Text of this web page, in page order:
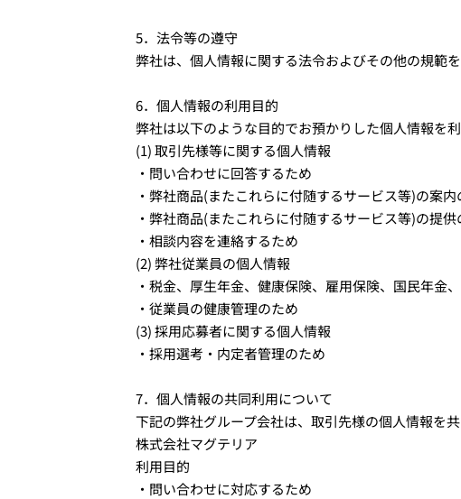
5．法令等の遵守
弊社は、個人情報に関する法令およびその他の規範を
6．個人情報の利用目的
弊社は以下のような目的でお預かりした個人情報を
(1) 取引先様等に関する個人情報
・問い合わせに回答するため
・弊社商品(またこれらに付随するサービス等)の案内
・弊社商品(またこれらに付随するサービス等)の提供
・相談内容を連絡するため
(2) 弊社従業員の個人情報
・税金、厚生年金、健康保険、雇用保険、国民年金
・従業員の健康管理のため
(3) 採用応募者に関する個人情報
・採用選考・内定者管理のため
7．個人情報の共同利用について
下記の弊社グループ会社は、取引先様の個人情報を共
株式会社マグテリア
利用目的
・問い合わせに対応するため